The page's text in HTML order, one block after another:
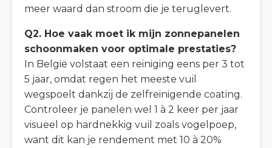
meer waard dan stroom die je teruglevert.
Q2. Hoe vaak moet ik mijn zonnepanelen
schoonmaken voor optimale prestaties?
In België volstaat een reiniging eens per 3 tot
5 jaar, omdat regen het meeste vuil
wegspoelt dankzij de zelfreinigende coating.
Controleer je panelen wel 1 à 2 keer per jaar
visueel op hardnekkig vuil zoals vogelpoep,
want dit kan je rendement met 10 à 20%